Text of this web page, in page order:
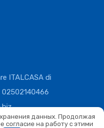
ITALCASA di
02502140466
данных. Продолжая
согласие на работу с этими